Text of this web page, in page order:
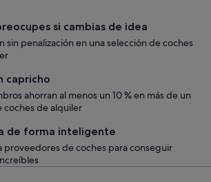
si cambias de idea
sin penalización en una selección de coches
capricho
ahorran al menos un 10 % en más de un
coches de alquiler
de forma inteligente
proveedores de coches para conseguir